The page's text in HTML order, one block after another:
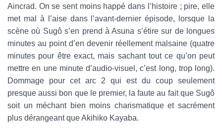
Aincrad. On se sent moins happé dans l’histoire ; pire, elle
met mal à l’aise dans l’avant-dernier épisode, lorsque la
scène où Sugô s’en prend à Asuna s’étire sur de longues
minutes au point d’en devenir réellement malsaine (quatre
minutes pour être exact, mais sachant tout ce qu’on peut
mettre en une minute d’audio-visuel, c’est long, trop long).
Dommage pour cet arc 2 qui est du coup seulement
presque aussi bon que le premier, la faute au fait que Sugô
soit un méchant bien moins charismatique et sacrément
plus dérangeant que Akihiko Kayaba.